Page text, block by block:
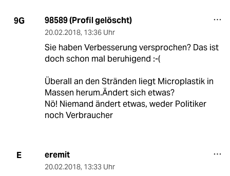
9G 98589 (Profil gelöscht)
20.02.2018, 13:36 Uhr
Sie haben Verbesserung versprochen? Das ist
doch schon mal beruhigend :-(
Überall an den Stränden liegt Microplastik in
Massen herum.Ändert sich etwas?
Nö! Niemand ändert etwas, weder Politiker
noch Verbraucher
E eremit
20.02.2018, 13:33 Uhr